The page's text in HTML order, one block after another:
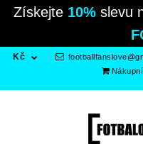
Získejte 10% slevu
Kč